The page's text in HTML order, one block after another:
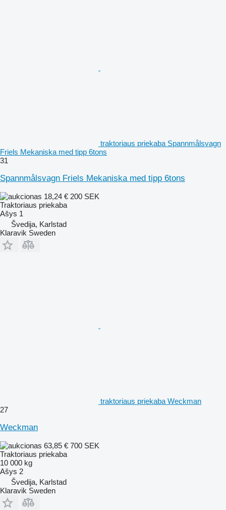
traktoriaus priekaba Spannmålsvagn
Friels Mekaniska med tipp 6tons
31
Spannmålsvagn Friels Mekaniska med tipp 6tons
18,24 € 200 SEK
Traktoriaus priekaba
Ašys 1
Švedija, Karlstad
Klaravik Sweden
traktoriaus priekaba Weckman
27
Weckman
63,85 € 700 SEK
Traktoriaus priekaba
10 000 kg
Ašys 2
Švedija, Karlstad
Klaravik Sweden